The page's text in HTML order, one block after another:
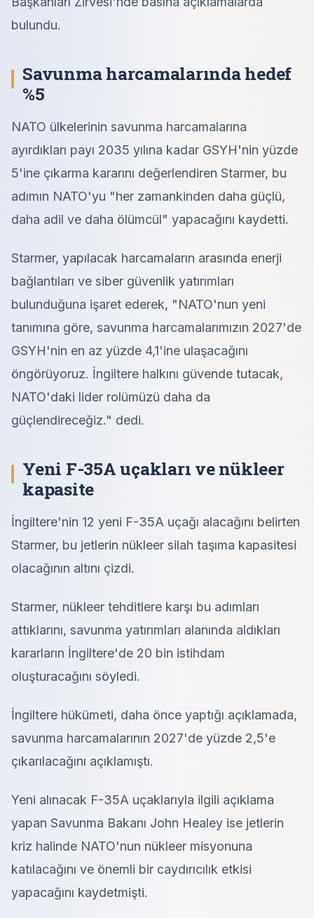
bulundu.
Savunma harcamalarında hedef
%5
NATO ülkelerinin savunma harcamalarına
ayırdıkları payı 2035 yılına kadar GSYH'nin yüzde
5'ine çıkarma kararını değerlendiren Starmer, bu
adımın NATO'yu "her zamankinden daha güçlü,
daha adil ve daha ölümcül" yapacağını kaydetti.
Starmer, yapılacak harcamaların arasında enerji
bağlantıları ve siber güvenlik yatırımları
bulunduğuna işaret ederek, "NATO'nun yeni
tanımına göre, savunma harcamalarımızın 2027'de
GSYH'nin en az yüzde 4,1'ine ulaşacağını
öngörüyoruz. İngiltere halkını güvende tutacak,
NATO'daki lider rolümüzü daha da
güçlendireceğiz." dedi.
Yeni F-35A uçakları ve nükleer
kapasite
İngiltere'nin 12 yeni F-35A uçağı alacağını belirten
Starmer, bu jetlerin nükleer silah taşıma kapasitesi
olacağının altını çizdi.
Starmer, nükleer tehditlere karşı bu adımları
attıklarını, savunma yatırımları alanında aldıkları
kararların İngiltere'de 20 bin istihdam
oluşturacağını söyledi.
İngiltere hükümeti, daha önce yaptığı açıklamada,
savunma harcamalarının 2027'de yüzde 2,5'e
çıkarılacağını açıklamıştı.
Yeni alınacak F-35A uçaklarıyla ilgili açıklama
yapan Savunma Bakanı John Healey ise jetlerin
kriz halinde NATO'nun nükleer misyonuna
katılacağını ve önemli bir caydırıcılık etkisi
yapacağını kaydetmişti.